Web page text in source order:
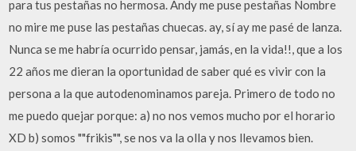
para tus pestañas no hermosa. Andy me puse pestañas Nombre
no mire me puse las pestañas chuecas. ay, sí ay me pasé de lanza.
Nunca se me habría ocurrido pensar, jamás, en la vida!!, que a los
22 años me dieran la oportunidad de saber qué es vivir con la
persona a la que autodenominamos pareja. Primero de todo no
me puedo quejar porque: a) no nos vemos mucho por el horario
XD b) somos ""frikis"", se nos va la olla y nos llevamos bien.